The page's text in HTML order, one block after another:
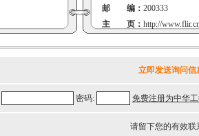
邮 编： 200333
主 页： http://
立即发送询问信
密码: 免费注册为中华
请留下您的有效